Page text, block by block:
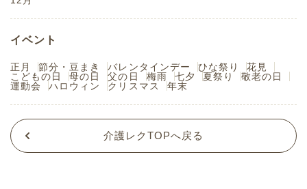
イベント
正月 節分・豆まき バレンタインデー ひな祭り
花見
こどもの日
母の日 父の日 梅雨 七夕 夏祭り
敬老の日
運動会
ハロウィン クリスマス 年末
介護レクTOPへ戻る